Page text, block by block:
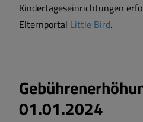
Kindertageseinrichtungen
Elternportal Little Bird.
01.01.2024